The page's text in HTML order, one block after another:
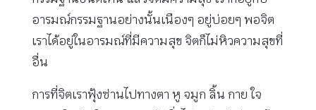
อารมณ์กรรมฐานอย่างนั้นเนืองๆ อยู่บ่อยๆ พอจิต
เราได้อยู่ในอารมณ์ที่มีความสุข จิตก็ไม่หิวความสุขที่
อื่น
การที่จิตเราฟุ้งซ่านไปทางตา หู จมูก ลิ้น กาย ใจ